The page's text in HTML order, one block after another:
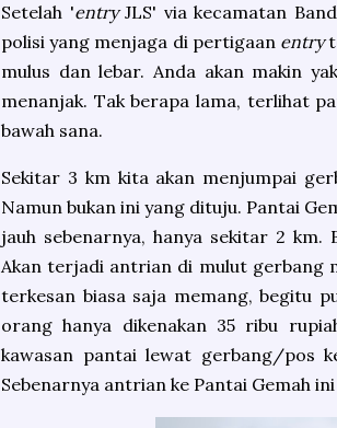
Setelah 'entryJLS' via kecamatan
polisi yang menjaga di pertigaan entry
mulus dan lebar. Anda akan makin
menanjak. Tak berapa lama, terlihat
bawah sana.
Sekitar 3 km kita akan menjumpai
Namun bukan ini yang dituju. Pantai
jauh sebenarnya, hanya sekitar 2
Akan terjadi antrian di mulut gerbang
terkesan biasa saja memang, begitu
orang hanya dikenakan 35 ribu
kawasan pantai lewat gerbang/pos
Sebenarnya antrian ke Pantai Gemah